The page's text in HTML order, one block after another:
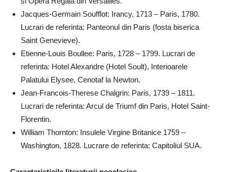
Jacques-Germain Soufflot: Irancy, 1713 – Paris, 1780.
Lucrari de referinta: Panteonul din Paris (fosta biserica
Saint Genevieve).
Etienne-Louis Boullee: Paris, 1728 – 1799. Lucrari de
referinta: Hotel Alexandre (Hotel Soult), Interioarele
Palatului Elysee, Cenotaf la Newton.
Jean-Francois-Therese Chalgrin: Paris, 1739 – 1811.
Lucrari de referinta: Arcul de Triumf din Paris, Hotel Saint-
Florentin.
William Thornton: Insulele Virgine Britanice 1759 –
Washington, 1828. Lucrare de referinta: Capitoliul SUA.